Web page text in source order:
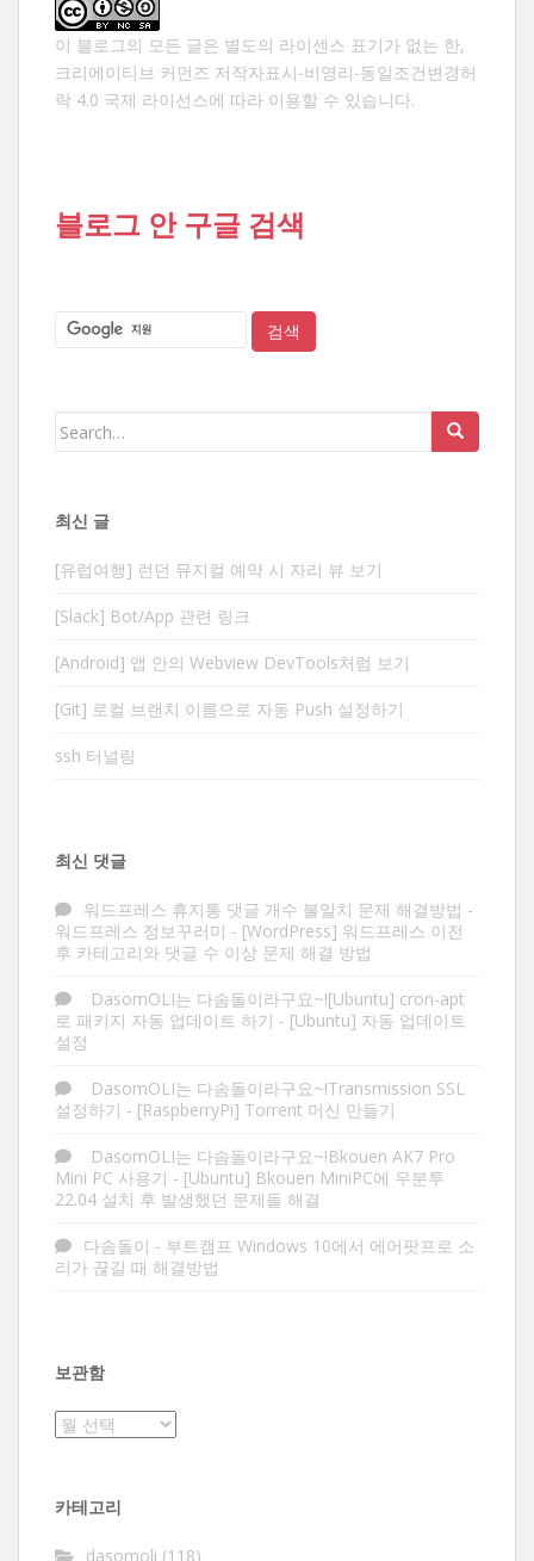
이 블로그의 모든 글은 별도의 라이센스 표기가 없는 한,
크리에이티브 커먼즈 저작자표시-비영리-동일조건변경허
락 4.0 국제 라이선스에 따라 이용할 수 있습니다.
블로그 안 구글 검색
Search
최신 글
[유럽여행] 런던 뮤지컬 예약 시 자리 뷰 보기
[Slack] Bot/App 관련 링크
[Android] 앱 안의 Webview DevTools처럼 보기
[Git] 로컬 브랜치 이름으로 자동 Push 설정하기
ssh 터널링
최신 댓글
워드프레스 휴지통 댓글 개수 불일치 문제 해결방법 -
워드프레스 정보꾸러미 - [WordPress] 워드프레스 이전
후 카테고리와 댓글 수 이상 문제 해결 방법
DasomOLI는 다솜돌이라구요~![Ubuntu] cron-apt
로 패키지 자동 업데이트 하기 - [Ubuntu] 자동 업데이트
설정
DasomOLI는 다솜돌이라구요~!Transmission SSL
설정하기 - [RaspberryPi] Torrent 머신 만들기
DasomOLI는 다솜돌이라구요~!Bkouen AK7 Pro
Mini PC 사용기 - [Ubuntu] Bkouen MiniPC에 우분투
22.04 설치 후 발생했던 문제들 해결
다솜돌이 - 부트캠프 Windows 10에서 에어팟프로 소
리가 끊길 때 해결방법
보관함
보
카테고리
dasomoli (118)